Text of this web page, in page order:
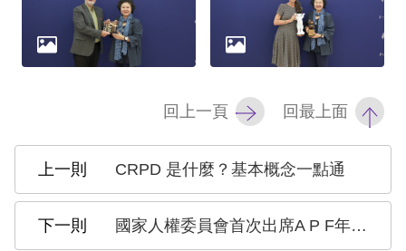
回上一頁 回最上面
CRPD 是什麼？基本概念一點通
國家人權委員會首次出席A P F年度會員大會 交流人權議題